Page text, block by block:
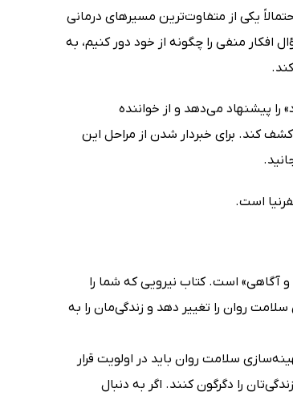
یکی از متفاوت‌ترین مسیرهای درمانی
منفی را چگونه از خود دور کنیم، به
را پیشنهاد می‌دهد و از خواننده
کند. برای خبردار شدن از مراحل این
است.
آگاهی» است. کتاب نیرویی که شما را
روان را تغییر دهد و زندگی‌مان را به
سلامت روان باید در اولویت قرار
را دگرگون کنند. اگر به دنبال